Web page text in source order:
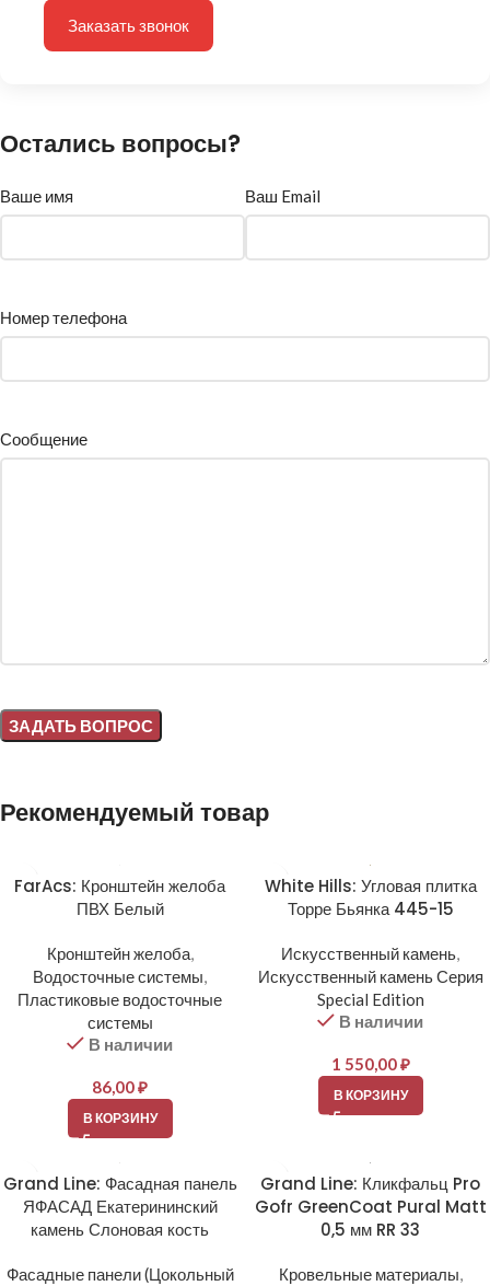
Заказать звонок
Остались вопросы?
Ваше имя Ваш Email
Номер телефона
Сообщение
Рекомендуемый товар
FarAcs: Кронштейн желоба
ПВХ Белый
Кронштейн желоба,
Водосточные системы,
Пластиковые водосточные
системы
В наличии
86,00₽
В КОРЗИНУ
White Hills: Угловая плитка
Торре Бьянка 445-15
Искусственный камень,
Искусственный камень Серия
Special Edition
В наличии
1 550,00₽
В КОРЗИНУ
Grand Line: Фасадная панель
ЯФАСАД Екатерининский
камень Слоновая кость
Фасадные панели (Цокольный
Grand Line: Кликфальц Pro
Gofr GreenCoat Pural Matt
0,5 мм RR 33
Кровельные материалы,